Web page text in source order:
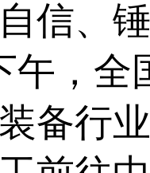
信、
午，
备行